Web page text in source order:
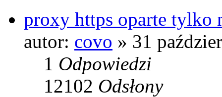
proxy https oparte tylko
autor: covo » 31
1 Odpowiedzi
12102 Odsłony